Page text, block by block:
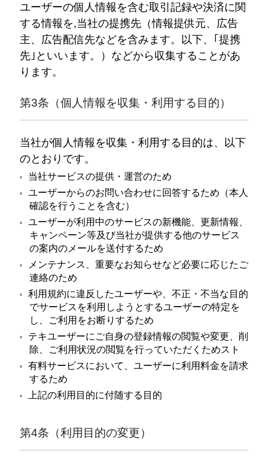
ユーザーの個人情報を含む取引記録や決済に関
する情報を,当社の提携先（情報提供元、広告
主、広告配信先などを含みます。以下、｢提携
先｣といいます。）などから収集することがあ
ります。
第3条（個人情報を収集・利用する目的）
当社が個人情報を収集・利用する目的は、以下
のとおりです。
当社サービスの提供・運営のため
ユーザーからのお問い合わせに回答するため（本人
確認を行うことを含む）
ユーザーが利用中のサービスの新機能、更新情報、
キャンペーン等及び当社が提供する他のサービス
の案内のメールを送付するため
メンテナンス、重要なお知らせなど必要に応じたご
連絡のため
利用規約に違反したユーザーや、不正・不当な目的
でサービスを利用しようとするユーザーの特定を
し、ご利用をお断りするため
テキユーザーにご自身の登録情報の閲覧や変更、削
除、ご利用状況の閲覧を行っていただくためスト
有料サービスにおいて、ユーザーに利用料金を請求
するため
上記の利用目的に付随する目的
第4条（利用目的の変更）